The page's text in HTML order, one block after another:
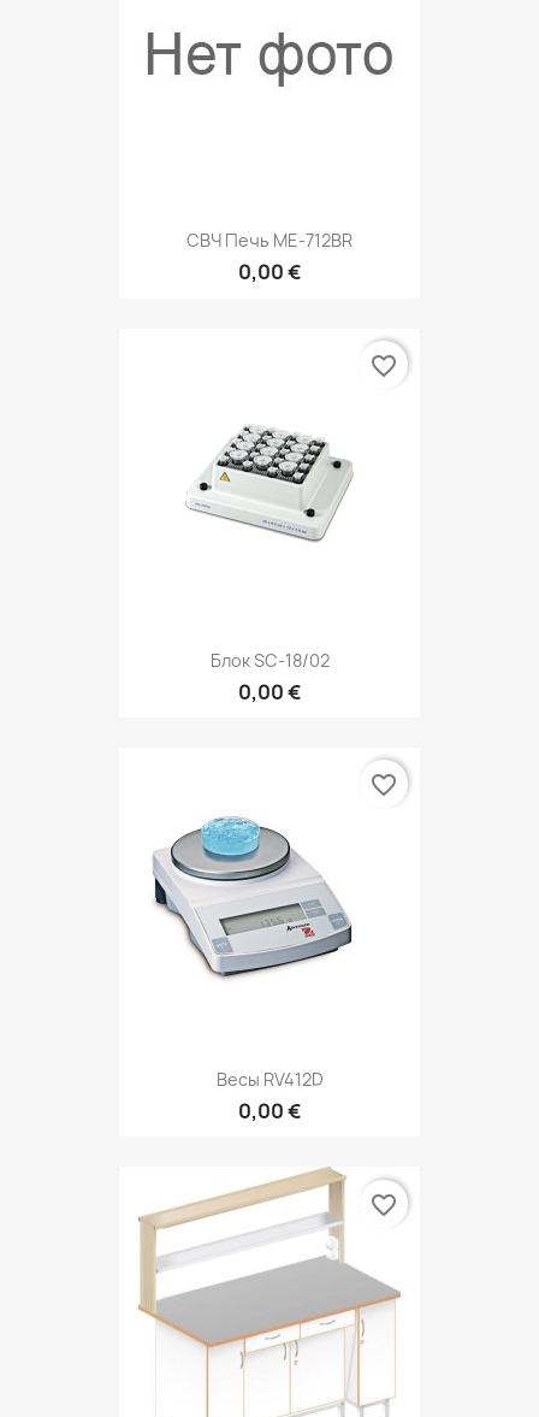
СВЧ Печь MЕ-712ВR
0,00 €
Блок SC-18/02
0,00 €
favorite_border
Весы RV412D
0,00 €
favorite_border
favorite_border